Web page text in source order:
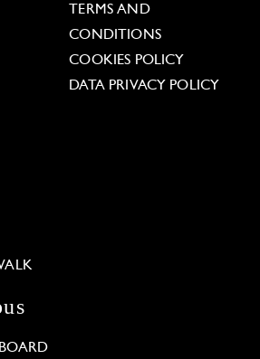
TERMS AND
CONDITIONS
COOKIES POLICY
DATA PRIVACY POLICY